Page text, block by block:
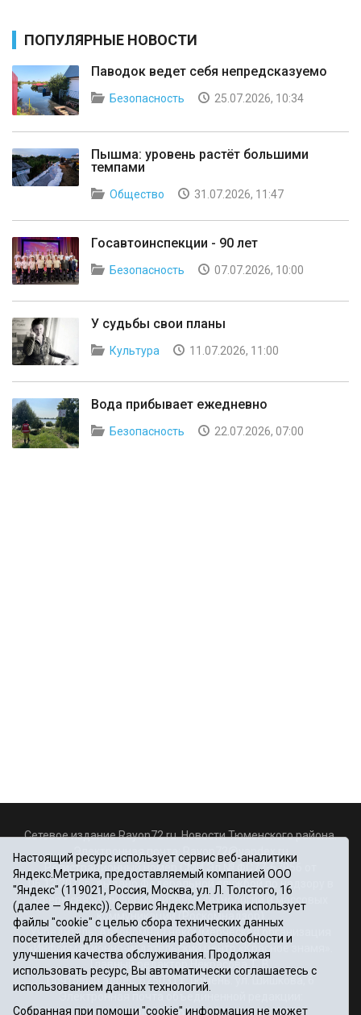
ПОПУЛЯРНЫЕ НОВОСТИ
Паводок ведет себя непредсказуемо
Безопасность 25.07.2026, 10:34
Пышма: уровень растёт большими
темпами
Общество 31.07.2026, 11:47
Госавтоинспекции - 90 лет
Безопасность 07.07.2026, 10:00
У судьбы свои планы
Культура 11.07.2026, 11:00
Вода прибывает ежедневно
Безопасность 22.07.2026, 07:00
Сетевое издание Rayon72.ru. Новости Тюменского района.
Rayon72@yandex.ru
Регистрационный номер СМИ Эл № ФС77-67956 от
06.12.2016г., выдано Федеральной службой по надзору в
сфере связи, информационных технологий и массовых
коммуникаций (Роскомнадзор)
Учредитель: Автономная некоммерческая организация
«Информационно-издательский центр «Красное знамя».
Главный редактор Некрасова Т. В.
Почтовый адрес: 625031 г.Тюмень. ул. Шишкова, 6
Электронная почта объединенной редакции:
Настоящий ресурс использует сервис веб-аналитики
Яндекс.Метрика, предоставляемый компанией ООО
"Яндекс" (119021, Россия, Москва, ул. Л. Толстого, 16
(далее — Яндекс)). Сервис Яндекс.Метрика использует
файлы "cookie" с целью сбора технических данных
посетителей для обеспечения работоспособности и
улучшения качества обслуживания. Продолжая
использовать ресурс, Вы автоматически соглашаетесь с
использованием данных технологий.
Собранная при помощи "cookie" информация не может